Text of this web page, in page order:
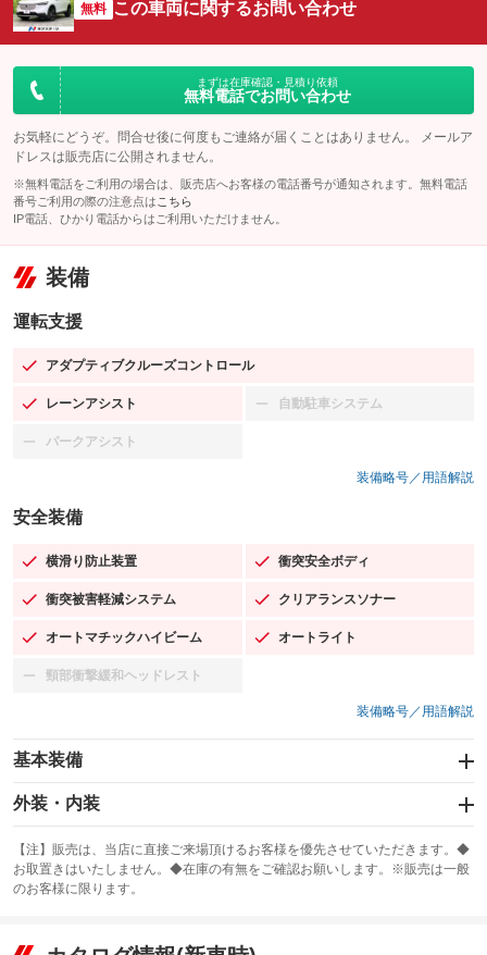
無料 この車両に関するお問い合わせ
まずは在庫確認・見積り依頼
無料電話でお問い合わせ
お気軽にどうぞ。問合せ後に何度もご連絡が届くことはありません。 メールア
ドレスは販売店に公開されません。
※無料電話をご利用の場合は、販売店へお客様の電話番号が通知されます。無料電話
番号ご利用の際の注意点は こちら
IP電話、ひかり電話からはご利用いただけません。
装備
運転支援
アダプティブクルーズコントロール
：装備あり
レーンアシスト
：装備あり 自動駐車システム
：装備なし
パークアシスト
：装備なし
装備略号／用語解説
安全装備
横滑り防止装置
：装備あり 衝突安全ボディ
：装備あり
衝突被害軽減システム
：装備あり クリアランスソナー
：装備あり
オートマチックハイビーム
：装備あり オートライト
：装備あり
頸部衝撃緩和ヘッドレスト
：装備なし
装備略号／用語解説
基本装備
エアバッグ：運転席/助手席/サイド
：装備あり
：装備なし
サンルーフ
：装備なし ABS
リフトアップ
外装・内装
カーナビ：SDナビ
：装備あり
TV
：装備なし
【注】販売は、当店に直接ご来場頂けるお客様を優先させていただきます。◆
お取置きはいたしません。◆在庫の有無をご確認お願いします。※販売は一般
のお客様に限ります。